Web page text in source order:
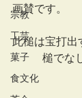
宗教
工芸
菓子
食文化
画賛です。
此槌は宝打出